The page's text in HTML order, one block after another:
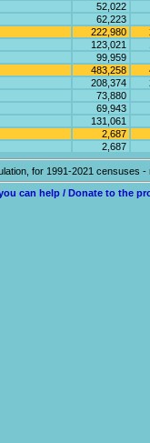
52,022
62,223
222,980
123,021
99,959
483,258
208,374
73,880
69,943
131,061
2,687
2,687
for 1991-2021 censuses -
can help / Donate to the